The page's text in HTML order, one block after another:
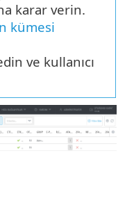
karar verin.
kümesi
ve kullanıcı